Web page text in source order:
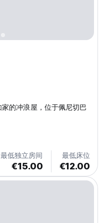
的冲浪屋，位于佩尼切巴
最低独立房间
€15.00
最低床位
€12.00